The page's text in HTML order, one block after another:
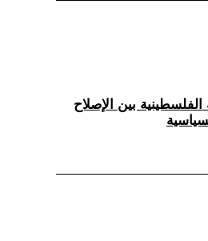
الفلسطينية بين الإصلاح